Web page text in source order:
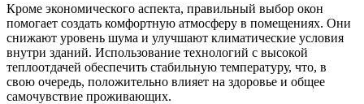
Кроме экономического аспекта, правильный выбор окон
помогает создать комфортную атмосферу в помещениях. Они
снижают уровень шума и улучшают климатические условия
внутри зданий. Использование технологий с высокой
теплоотдачей обеспечить стабильную температуру, что, в
свою очередь, положительно влияет на здоровье и общее
самочувствие проживающих.